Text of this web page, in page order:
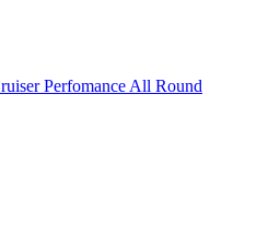
Perfomance All Round